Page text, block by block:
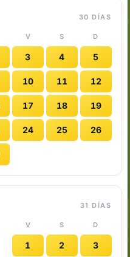
30 DÍAS
V S D
3 4 5
10 11 12
17 18 19
24 25 26
31 DÍAS
V S D
1 2 3